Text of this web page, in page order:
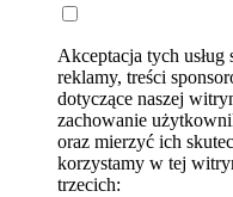
Akceptacja tych
reklamy, treści
dotyczące naszej
zachowanie
oraz mierzyć ich
korzystamy w tej
trzecich: